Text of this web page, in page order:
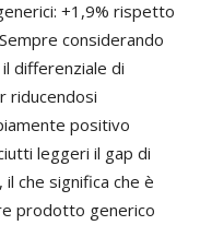
+1,9% rispetto
considerando
differenziale di
riducendosi
positivo
leggeri il gap di
che significa che è
prodotto generico